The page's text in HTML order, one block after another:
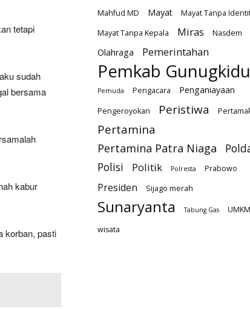
tetapi
sudah
bersama
kabur
korban, pasti
Mahfud MD
Mayat
Mayat Tanpa
Mayat Tanpa Kepala
Miras Nasdem
Olahraga Pemerintahan
Pemkab
Pemuda Pengacara Penganiayaan
Pengeroyokan Peristiwa
Pertamina
Pertamina Patra Niaga
Polisi
Politik Polresta Prabowo
Presiden Sijago merah
Sunaryanta Tabung Gas
UMKM
wisata